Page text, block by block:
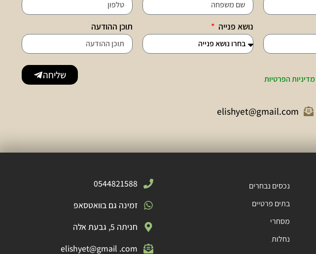
נושא פנייה תוכן ההודעה
מדיניות הפרטיות שליחה
elishyet@gmail.com
נכסים נבחרים
בתים פרטיים
מסחרי
נחלות
0544821588
זמינה גם בוואטסאפ
חניתה 5, גבעת אלה
elishyet@gmail .com